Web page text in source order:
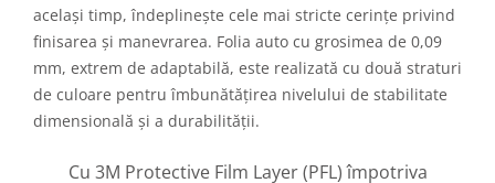
același timp, îndeplinește cele mai stricte cerințe privind
finisarea și manevrarea. Folia auto cu grosimea de 0,09
mm, extrem de adaptabilă, este realizată cu două straturi
de culoare pentru îmbunătățirea nivelului de stabilitate
dimensională și a durabilității.
Cu 3M Protective Film Layer (PFL) împotriva